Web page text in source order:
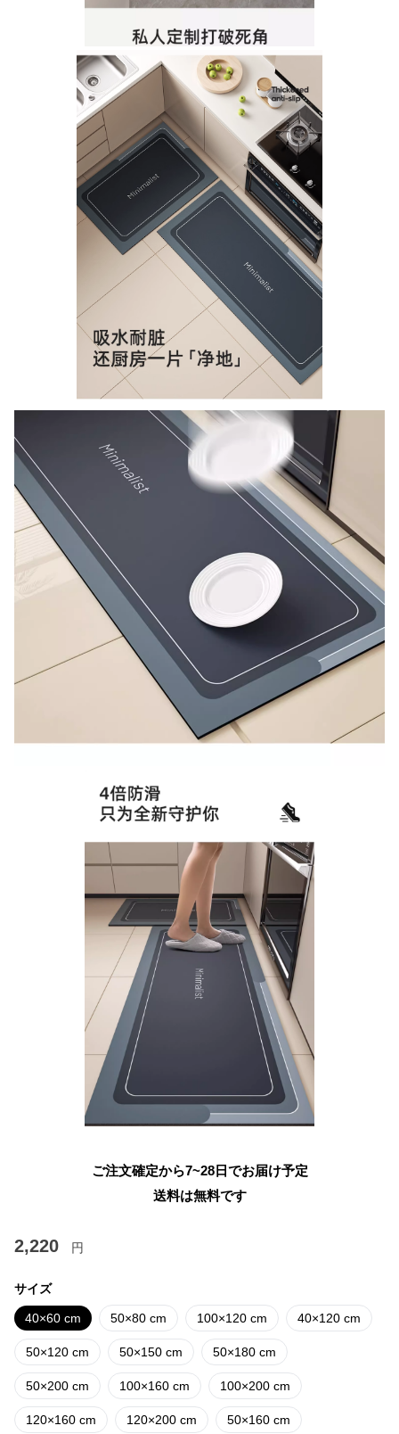
ご注文確定から7~28日でお届け予定
送料は無料です
2,220 円
サイズ
40×60 cm 50×80 cm 100×120 cm 40×120 cm
50×120 cm 50×150 cm 50×180 cm
50×200 cm 100×160 cm 100×200 cm
120×160 cm 120×200 cm 50×160 cm